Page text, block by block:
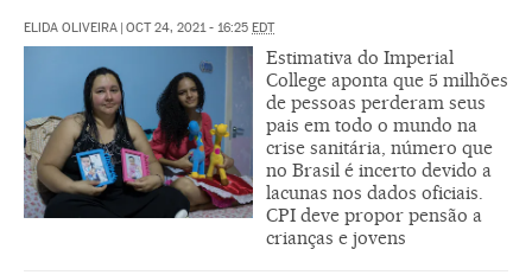
ELIDA OLIVEIRA OCT 24, 2021 - 16:25 EDT
Estimativa do Imperial
College aponta que 5 milhões
de pessoas perderam seus
pais em todo o mundo na
crise sanitária, número que
no Brasil é incerto devido a
lacunas nos dados oficiais.
CPI deve propor pensão a
crianças e jovens